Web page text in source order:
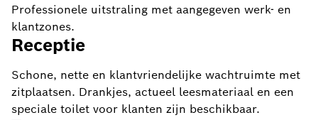
Professionele uitstraling met aangegeven werk- en
klantzones.
Receptie
Schone, nette en klantvriendelijke wachtruimte met
zitplaatsen. Drankjes, actueel leesmateriaal en een
speciale toilet voor klanten zijn beschikbaar.